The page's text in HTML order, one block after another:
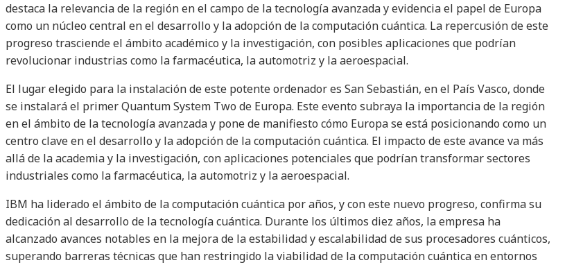
destaca la relevancia de la región en el campo de la tecnología avanzada y evidencia el papel de Europa
como un núcleo central en el desarrollo y la adopción de la computación cuántica. La repercusión de este
progreso trasciende el ámbito académico y la investigación, con posibles aplicaciones que podrían
revolucionar industrias como la farmacéutica, la automotriz y la aeroespacial.
El lugar elegido para la instalación de este potente ordenador es San Sebastián, en el País Vasco, donde
se instalará el primer Quantum System Two de Europa. Este evento subraya la importancia de la región
en el ámbito de la tecnología avanzada y pone de manifiesto cómo Europa se está posicionando como un
centro clave en el desarrollo y la adopción de la computación cuántica. El impacto de este avance va más
allá de la academia y la investigación, con aplicaciones potenciales que podrían transformar sectores
industriales como la farmacéutica, la automotriz y la aeroespacial.
IBM ha liderado el ámbito de la computación cuántica por años, y con este nuevo progreso, confirma su
dedicación al desarrollo de la tecnología cuántica. Durante los últimos diez años, la empresa ha
alcanzado avances notables en la mejora de la estabilidad y escalabilidad de sus procesadores cuánticos,
superando barreras técnicas que han restringido la viabilidad de la computación cuántica en entornos